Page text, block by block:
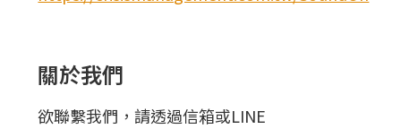
關於我們
欲聯繫我們，請透過信箱或LINE